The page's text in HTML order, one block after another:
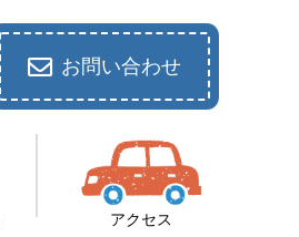
お問い合わせ
アクセス